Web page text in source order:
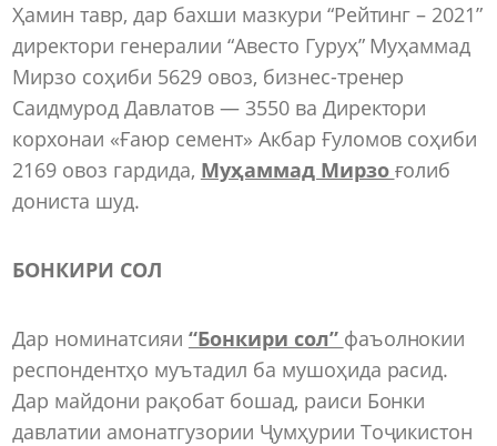
Ҳамин тавр, дар бахши мазкури “Рейтинг – 2021”
директори генералии “Авесто Гуруҳ” Муҳаммад
Мирзо соҳиби 5629 овоз, бизнес-тренер
Саидмурод Давлатов — 3550 ва Директори
корхонаи «Ғаюр семент» Акбар Ғуломов соҳиби
2169 овоз гардида, Муҳаммад Мирзо ғолиб
дониста шуд.
БОНКИРИ СОЛ
Дар номинатсияи “Бонкири сол” фаъолнокии
респондентҳо муътадил ба мушоҳида расид.
Дар майдони рақобат бошад, раиси Бонки
давлатии амонатгузории Ҷумҳурии Тоҷикистон